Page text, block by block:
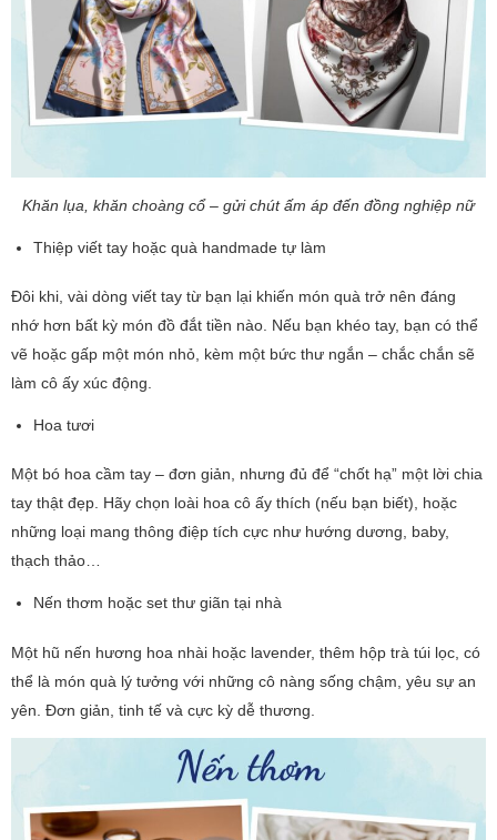
Khăn lụa, khăn choàng cổ – gửi chút ấm áp đến đồng nghiệp nữ
Thiệp viết tay hoặc quà handmade tự làm
Đôi khi, vài dòng viết tay từ bạn lại khiến món quà trở nên đáng
nhớ hơn bất kỳ món đồ đắt tiền nào. Nếu bạn khéo tay, bạn có thể
vẽ hoặc gấp một món nhỏ, kèm một bức thư ngắn – chắc chắn sẽ
làm cô ấy xúc động.
Hoa tươi
Một bó hoa cầm tay – đơn giản, nhưng đủ để “chốt hạ” một lời chia
tay thật đẹp. Hãy chọn loài hoa cô ấy thích (nếu bạn biết), hoặc
những loại mang thông điệp tích cực như hướng dương, baby,
thạch thảo…
Nến thơm hoặc set thư giãn tại nhà
Một hũ nến hương hoa nhài hoặc lavender, thêm hộp trà túi lọc, có
thể là món quà lý tưởng với những cô nàng sống chậm, yêu sự an
yên. Đơn giản, tinh tế và cực kỳ dễ thương.